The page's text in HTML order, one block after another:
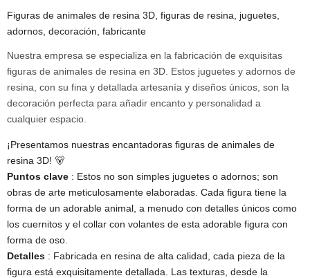
Figuras de animales de resina 3D, figuras de resina, juguetes,
adornos, decoración, fabricante
Nuestra empresa se especializa en la fabricación de exquisitas
figuras de animales de resina en 3D. Estos juguetes y adornos de
resina, con su fina y detallada artesanía y diseños únicos, son la
decoración perfecta para añadir encanto y personalidad a
cualquier espacio.
¡Presentamos nuestras encantadoras figuras de animales de
resina 3D! 🐻
Puntos clave : Estos no son simples juguetes o adornos; son
obras de arte meticulosamente elaboradas. Cada figura tiene la
forma de un adorable animal, a menudo con detalles únicos como
los cuernitos y el collar con volantes de esta adorable figura con
forma de oso.
Detalles : Fabricada en resina de alta calidad, cada pieza de la
figura está exquisitamente detallada. Las texturas, desde la